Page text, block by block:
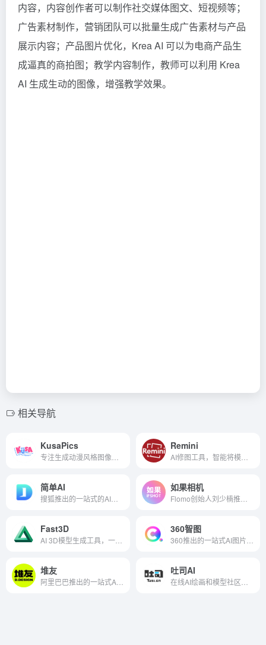
内容，内容创作者可以制作社交媒体图文、短视频等；
广告素材制作，营销团队可以批量生成广告素材与产品
展示内容；产品图片优化，Krea AI 可以为电商产品生
成逼真的商拍图；教学内容制作，教师可以利用 Krea
AI 生成生动的图像，增强教学效果。
相关导航
KusaPics Remini
简单AI 如果相机
Fast3D 360智图
堆友 吐司AI